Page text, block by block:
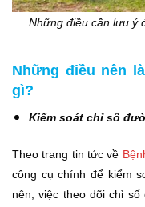
Những điều cần lưu ý
Những điều nên
gì?
Kiểm soát chỉ số
Theo trang tin tức về
công cụ chính để kiểm
nên, việc theo dõi chỉ